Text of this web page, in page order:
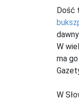
Dość
W
ma
W